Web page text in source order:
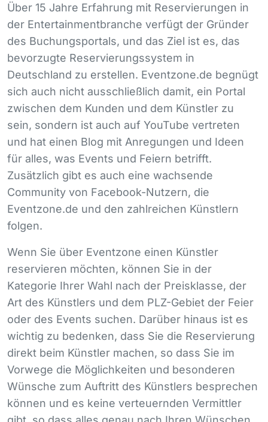
Über 15 Jahre Erfahrung mit Reservierungen in
der Entertainmentbranche verfügt der Gründer
des Buchungsportals, und das Ziel ist es, das
bevorzugte Reservierungssystem in
Deutschland zu erstellen. Eventzone.de begnügt
sich auch nicht ausschließlich damit, ein Portal
zwischen dem Kunden und dem Künstler zu
sein, sondern ist auch auf YouTube vertreten
und hat einen Blog mit Anregungen und Ideen
für alles, was Events und Feiern betrifft.
Zusätzlich gibt es auch eine wachsende
Community von Facebook-Nutzern, die
Eventzone.de und den zahlreichen Künstlern
folgen.
Wenn Sie über Eventzone einen Künstler
reservieren möchten, können Sie in der
Kategorie Ihrer Wahl nach der Preisklasse, der
Art des Künstlers und dem PLZ-Gebiet der Feier
oder des Events suchen. Darüber hinaus ist es
wichtig zu bedenken, dass Sie die Reservierung
direkt beim Künstler machen, so dass Sie im
Vorwege die Möglichkeiten und besonderen
Wünsche zum Auftritt des Künstlers besprechen
können und es keine verteuernden Vermittler